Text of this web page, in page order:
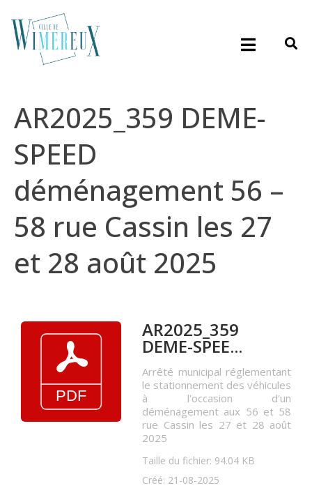
AR2025_359 DEME-
SPEED
déménagement 56 –
58 rue Cassin les 27
et 28 août 2025
AR2025_359
DEME-SPEE...
Arrêté municipal réglementant
le stationnement des véhicules
à l'occasion d'un
déménagement aux 56 et 58
rue Cassin les 27 et 28 août
2025
Taille du fichier: 94.04 KB
Créé: 21-08-2025